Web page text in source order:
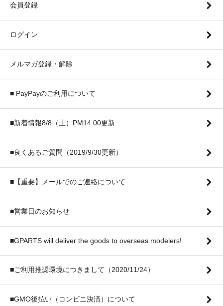
会員登録
ログイン
メルマガ登録・解除
■ PayPayのご利用について
■新着情報8/8（土）PM14:00更新
■良くあるご質問（2019/9/30更新）
■【重要】メールでのご連絡について
■営業日のお知らせ
■GPARTS will deliver the goods to overseas modelers!
■ご利用推奨環境につきまして（2020/11/24）
■GMO後払い（コンビニ決済）について